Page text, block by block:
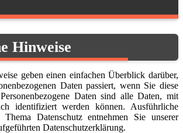
Hinweise
geben einen einfachen Überblick darüber,
Daten passiert, wenn Sie diese
Daten sind alle Daten, mit
identifiziert werden können. Ausführliche
Datenschutz entnehmen Sie unserer
Datenschutzerklärung.